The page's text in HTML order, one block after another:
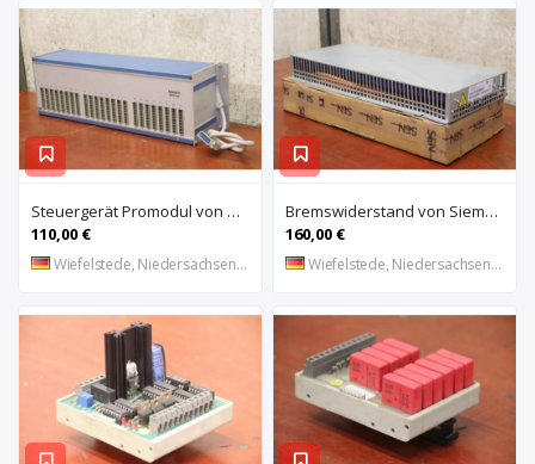
Steuergerät Promodul von Schleicher Ilsemann – KEG 24-30 KCD 1
110,00 €
Wiefelstede, Niedersachsen, DE
Bremswiderstand von Siemens – 6SL3100-1BE21-3AA0
160,00 €
Wiefelstede, Niedersachsen, DE